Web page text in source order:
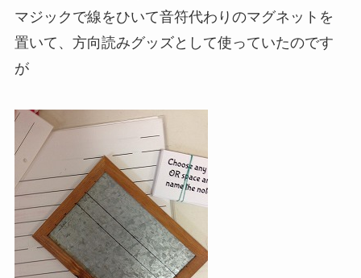
マジックで線をひいて音符代わりのマグネットを
置いて、方向読みグッズとして使っていたのです
が